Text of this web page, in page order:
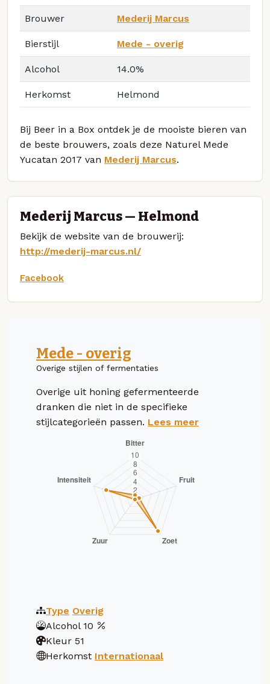
Brouwer Mederij Marcus
Bierstijl Mede - overig
Alcohol 14.0%
Herkomst Helmond
Bij Beer in a Box ontdek je de mooiste bieren van
de beste brouwers, zoals deze Naturel Mede
Yucatan 2017 van Mederij Marcus.
Mederij Marcus — Helmond
Bekijk de website van de brouwerij:
http://mederij-marcus.nl/
Facebook
Mede - overig
Overige stijlen of fermentaties
Overige uit honing gefermenteerde
dranken die niet in de specifieke
stijlcategorieën passen. Lees meer
Type Overig
Alcohol 10
Kleur 51
Herkomst Internationaal